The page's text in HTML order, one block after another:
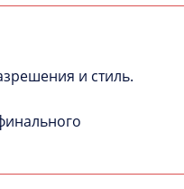
и стиль.